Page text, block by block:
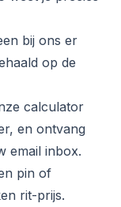
bij ons er
op de
calculator
en ontvang
email inbox.
pin of
rit-prijs.